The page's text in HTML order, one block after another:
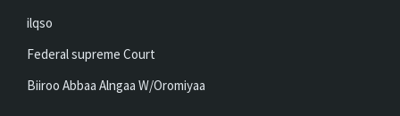
ilqso
Federal supreme Court
Biiroo Abbaa Alngaa W/Oromiyaa